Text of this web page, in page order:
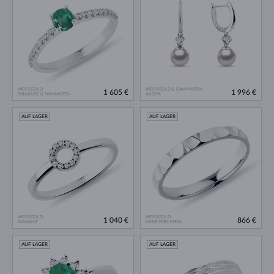
WEISSGOLD
SMARAGD & DIAMANTEN
1 605 €
WEISSGOLD & DIAMANTEN
AKOYA
1 996 €
WEISSGOLD
DIAMANT
AUF LAGER
1 040 €
WEISSGOLD
OHNE EDELSTEIN
AUF LAGER
866 €
AUF LAGER AUF LAGER